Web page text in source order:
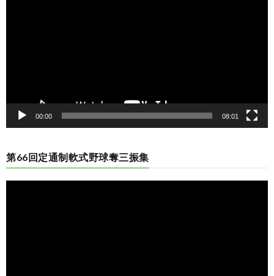
00:00 08:01
第66回定通制軟式野球奪三振集
動